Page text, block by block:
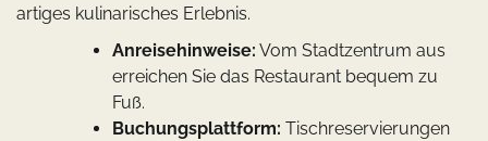
artiges kulinarisches Erlebnis.
Anreisehinweise: Vom Stadtzentrum aus
erreichen Sie das Restaurant bequem zu
Fuß.
Buchungsplattform: Tischreservierungen